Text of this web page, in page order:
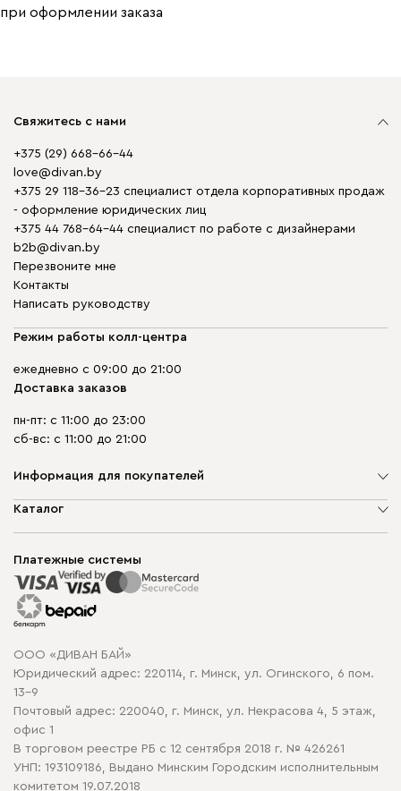
при оформлении заказа
Свяжитесь с нами
+375 (29) 668-66-44
love@divan.by
+375 29 118-36-23 специалист отдела корпоративных продаж
- оформление юридических лиц
+375 44 768-64-44 специалист по работе с дизайнерами
b2b@divan.by
Перезвоните мне
Контакты
Написать руководству
Режим работы колл-центра
ежедневно с 09:00 до 21:00
Доставка заказов
пн-пт: с 11:00 до 23:00
сб-вс: с 11:00 до 21:00
Информация для покупателей
О компании
Способы оплаты
Рассрочка и кредит
Гарантия
Карта сайта
Политика конфиденциальности
Политика в отношении обработки cookie
Каталог
Корпусная мебель
Распродажа мебели
Платежные системы
ООО «ДИВАН БАЙ»
Юридический адрес: 220114, г. Минск, ул. Огинского, 6 пом.
13-9
Почтовый адрес: 220040, г. Минск, ул. Некрасова 4, 5 этаж,
офис 1
В торговом реестре РБ с 12 сентября 2018 г. № 426261
УНП: 193109186, Выдано Минским Городским исполнительным
комитетом 19.07.2018